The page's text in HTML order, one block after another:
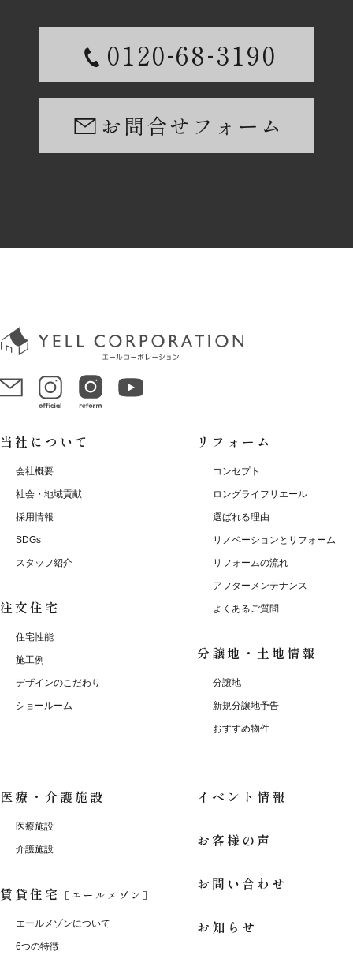
0120-68-3190
お問合せフォーム
当社について
会社概要
社会・地域貢献
採用情報
SDGs
スタッフ紹介
注文住宅
住宅性能
施工例
デザインのこだわり
ショールーム
リフォーム
コンセプト
ロングライフリエール
選ばれる理由
リノベーションとリフォーム
リフォームの流れ
アフターメンテナンス
よくあるご質問
分譲地・土地情報
分譲地
新規分譲地予告
おすすめ物件
医療・介護施設
医療施設
介護施設
賃貸住宅 ［エールメゾン］
エールメゾンについて
6つの特徴
イベント情報
お客様の声
お問い合わせ
お知らせ